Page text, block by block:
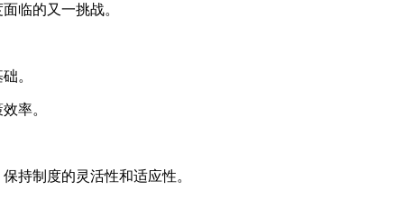
临的又一挑战。
。
率。
持制度的灵活性和适应性。